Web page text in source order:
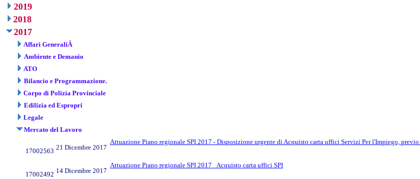
2019
2018
2017
Affari GeneraliÂ
Ambiente e Demanio
ATO
Bilancio e Programmazione.
Corpo di Polizia Provinciale
Edilizia ed Espropri
Legale
Mercato del Lavoro
17002563 21 Dicembre 2017
Attuazione Piano regionale SPI 2017 - Disposizione urgente di Acquisto carta uffici Servizi Per l'Impiego,
17002492 14 Dicembre 2017
Attuazione Piano regionale SPI 2017_ Acquisto carta uffici SPI